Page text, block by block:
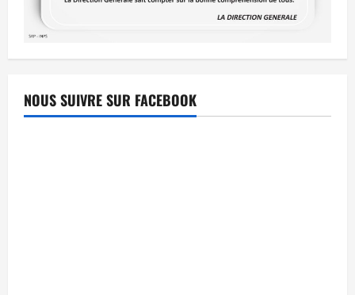
NOUS SUIVRE SUR FACEBOOK